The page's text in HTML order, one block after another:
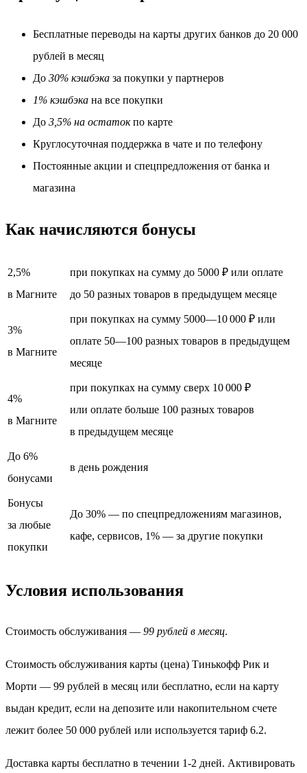
Бесплатные переводы на карты других банков до 20 000
рублей в месяц
До 30% кэшбэка за покупки у партнеров
1% кэшбэка на все покупки
До 3,5% на остатокпо карте
Круглосуточная поддержка в чате и по телефону
Постоянные акции и спецпредложения от банка и
магазина
Как начисляются бонусы
2,5%
в Магните
при покупках на сумму до 5000 ₽ или оплате
до 50 разных товаров в предыдущем месяце
3%
в Магните
при покупках на сумму 5000—10 000 ₽ или
оплате 50—100 разных товаров в предыдущем
месяце
4%
в Магните
при покупках на сумму сверх 10 000 ₽
или оплате больше 100 разных товаров
в предыдущем месяце
До 6%
бонусами
в день рождения
Бонусы
за любые
покупки
До 30% — по спецпредложениям магазинов,
кафе, сервисов, 1% — за другие покупки
Условия использования
Стоимость обслуживания — 99 рублей в месяц.
Стоимость обслуживания карты (цена) Тинькофф Рик и
Морти — 99 рублей в месяц или бесплатно, если на карту
выдан кредит, если на депозите или накопительном счете
лежит более 50 000 рублей или используется тариф 6.2.
Доставка карты бесплатно в течении 1-2 дней. Активировать